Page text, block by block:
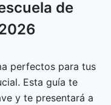
de
perfectos para tus
Esta guía te
y te presentará a